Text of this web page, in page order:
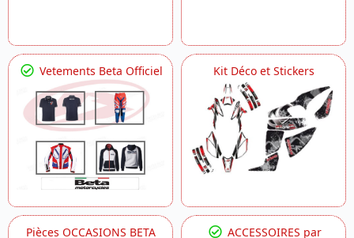
Vetements Beta Officiel Kit Déco et Stickers
Pièces OCCASIONS BETA
ACCESSOIRES par